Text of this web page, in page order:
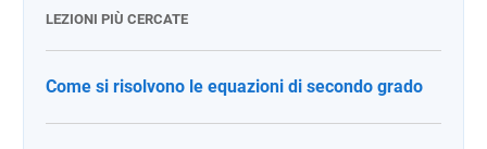
LEZIONI PIÙ CERCATE
Come si risolvono le equazioni di secondo grado